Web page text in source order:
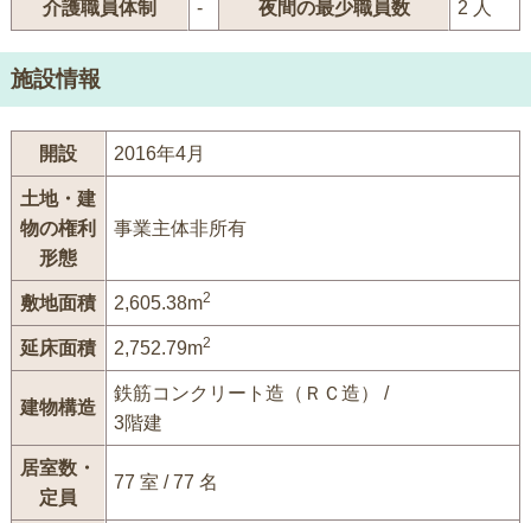
介護職員体制 - 夜間の最少職員数 2 人
施設情報
開設 2016年4月
土地・建
物の権利
形態
事業主体非所有
敷地面積 2,605.38m2
延床面積 2,752.79m2
建物構造
鉄筋コンクリート造（ＲＣ造） /
3階建
居室数・
定員
77 室 / 77 名